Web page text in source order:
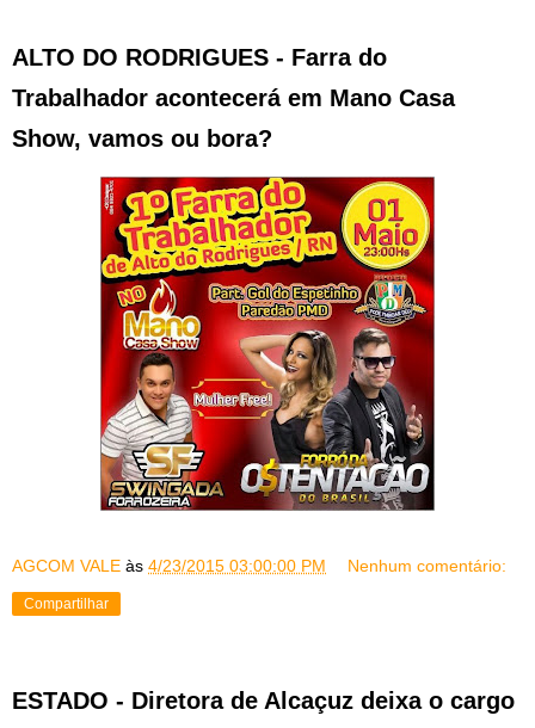
ALTO DO RODRIGUES - Farra do
Trabalhador acontecerá em Mano Casa
Show, vamos ou bora?
AGCOM VALE às 4/23/2015 03:00:00 PM Nenhum comentário:
Compartilhar
ESTADO - Diretora de Alcaçuz deixa o cargo